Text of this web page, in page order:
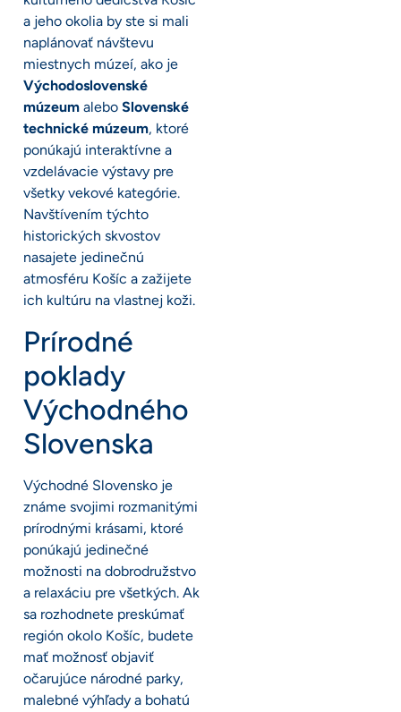
a jeho okolia by ste si mali
naplánovať návštevu
miestnych múzeí, ako je
Východoslovenské
múzeum alebo Slovenské
technické múzeum, ktoré
ponúkajú interaktívne a
vzdelávacie výstavy pre
všetky vekové kategórie.
Navštívením týchto
historických skvostov
nasajete jedinečnú
atmosféru Košíc a zažijete
ich kultúru na vlastnej koži.
Prírodné
poklady
Východného
Slovenska
Východné Slovensko je
známe svojimi rozmanitými
prírodnými krásami, ktoré
ponúkajú jedinečné
možnosti na dobrodružstvo
a relaxáciu pre všetkých. Ak
sa rozhodnete preskúmať
región okolo Košíc, budete
mať možnosť objaviť
očarujúce národné parky,
malebné výhľady a bohatú